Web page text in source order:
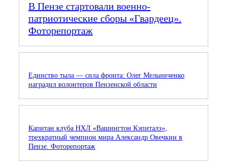
В Пензе стартовали военно-
патриотические сборы «Гвардеец».
Фоторепортаж
Единство тыла — сила фронта: Олег Мельниченко
наградил волонтеров Пензенской области
Капитан клуба НХЛ «Вашингтон Кэпиталз»,
трехкратный чемпион мира Александр Овечкин в
Пензе. Фоторепортаж